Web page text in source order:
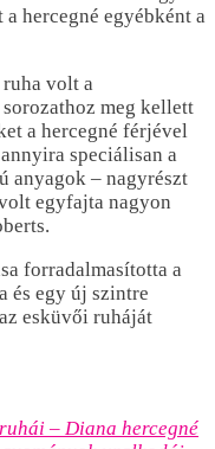
hercegné egyébként a
volt a
meg kellett
a hercegné férjével
speciálisan a
anyagok – nagyrészt
egyfajta nagyon
forradalmasította a
és egy új szintre
esküvői ruháját
– Diana hercegné